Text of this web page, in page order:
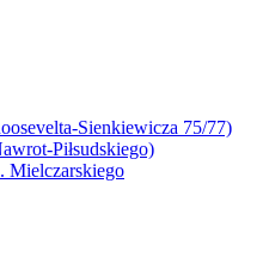
Sienkiewicza 75/77)
Piłsudskiego)
Mielczarskiego